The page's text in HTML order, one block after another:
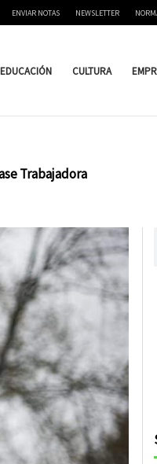
ENVIAR NOTAS NEWSLETTER
EDUCACIÓN CULTURA
Trabajadora